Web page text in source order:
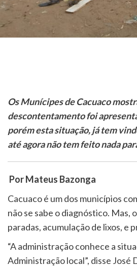
Os Munícipes de Cacuaco
descontentamento foi
porém esta situação, já tem
até agora não tem feito nada
Por Mateus Bazonga
Cacuaco é um dos municípios
não se sabe o diagnóstico. Mas,
paradas, acumulação de lixos, e
“A administração conhece a
Administração local”, disse